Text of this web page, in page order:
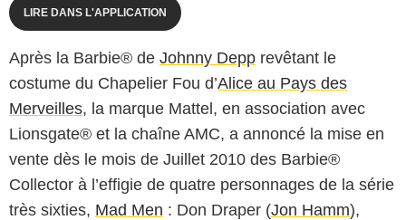
LIRE DANS L'APPLICATION
Après la Barbie® de Johnny Depp revêtant le
costume du Chapelier Fou d’Alice au Pays des
Merveilles, la marque Mattel, en association avec
Lionsgate® et la chaîne AMC, a annoncé la mise en
vente dès le mois de Juillet 2010 des Barbie®
Collector à l’effigie de quatre personnages de la série
très sixties, Mad Men : Don Draper (Jon Hamm),